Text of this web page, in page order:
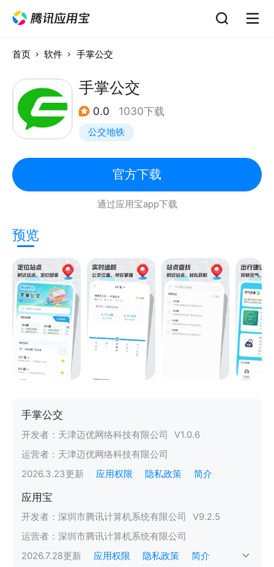
首页 软件 手掌公交
手掌公交
0.0 1030下载
公交地铁
官方下载
通过应用宝app下载
预览
手掌公交
开发者： 天津迈优网络科技有限公司 V1.0.6
运营者： 天津迈优网络科技有限公司
2026.3.23更新 应用权限 隐私政策 简介
应用宝
开发者： 深圳市腾讯计算机系统有限公司 V9.2.5
运营者： 深圳市腾讯计算机系统有限公司
2026.7.28更新 应用权限 隐私政策 简介